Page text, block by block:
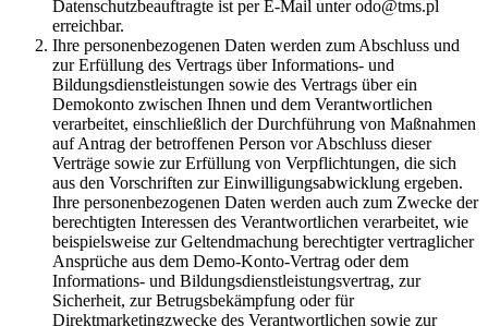
Datenschutzbeauftragte ist per E-Mail unter odo@tms.pl
erreichbar.
Ihre personenbezogenen Daten werden zum Abschluss und
zur Erfüllung des Vertrags über Informations- und
Bildungsdienstleistungen sowie des Vertrags über ein
Demokonto zwischen Ihnen und dem Verantwortlichen
verarbeitet, einschließlich der Durchführung von Maßnahmen
auf Antrag der betroffenen Person vor Abschluss dieser
Verträge sowie zur Erfüllung von Verpflichtungen, die sich
aus den Vorschriften zur Einwilligungsabwicklung ergeben.
Ihre personenbezogenen Daten werden auch zum Zwecke der
berechtigten Interessen des Verantwortlichen verarbeitet, wie
beispielsweise zur Geltendmachung berechtigter vertraglicher
Ansprüche aus dem Demo-Konto-Vertrag oder dem
Informations- und Bildungsdienstleistungsvertrag, zur
Sicherheit, zur Betrugsbekämpfung oder für
Direktmarketingzwecke des Verantwortlichen sowie zur